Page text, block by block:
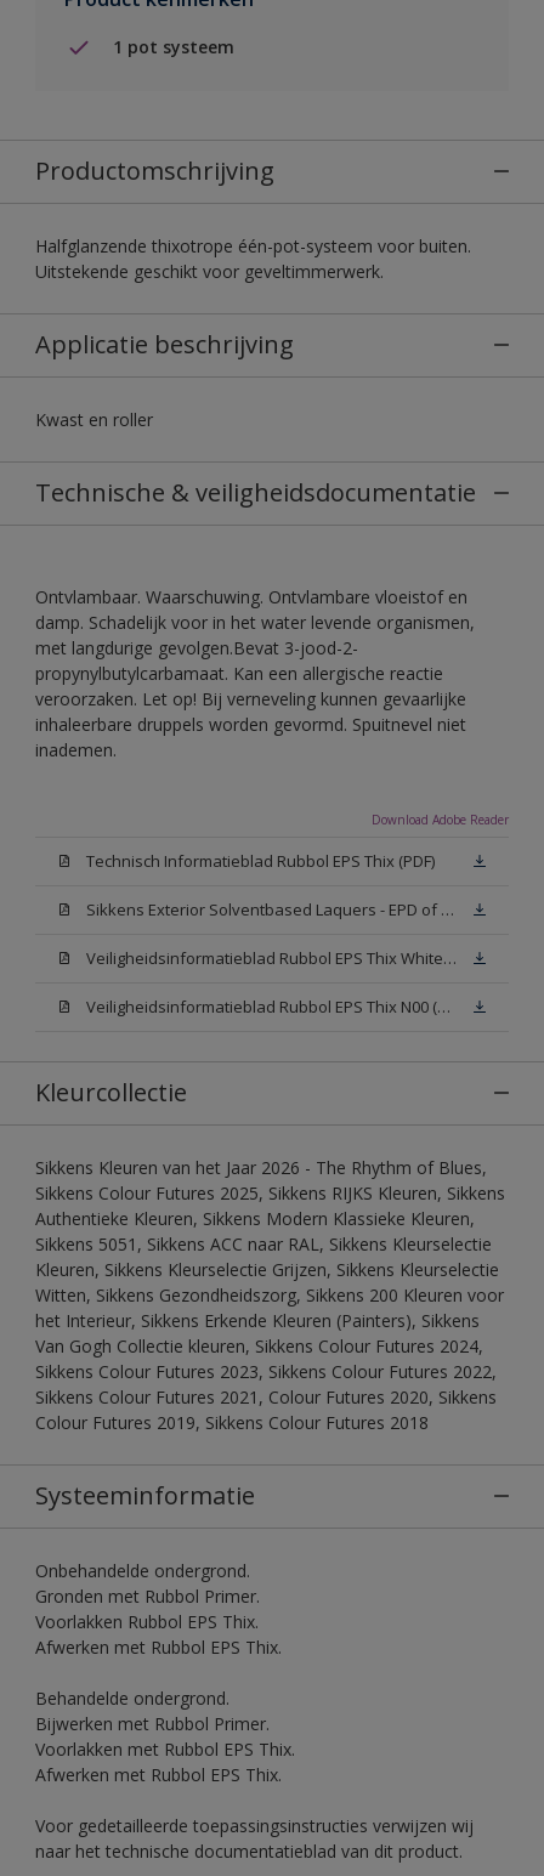
1 pot systeem
Productomschrijving
Halfglanzende thixotrope één-pot-systeem voor buiten.
Uitstekende geschikt voor geveltimmerwerk.
Applicatie beschrijving
Kwast en roller
Technische & veiligheidsdocumentatie
Ontvlambaar. Waarschuwing. Ontvlambare vloeistof en
damp. Schadelijk voor in het water levende organismen,
met langdurige gevolgen.Bevat 3-jood-2-
propynylbutylcarbamaat. Kan een allergische reactie
veroorzaken. Let op! Bij verneveling kunnen gevaarlijke
inhaleerbare druppels worden gevormd. Spuitnevel niet
inademen.
Download Adobe Reader
Technisch Informatieblad Rubbol EPS Thix (PDF)
Sikkens Exterior Solventbased Laquers - EPD of Milieuproductverklaring
Veiligheidsinformatieblad Rubbol EPS Thix White W05 (MSDS)
Veiligheidsinformatieblad Rubbol EPS Thix N00 (MSDS)
Kleurcollectie
Sikkens Kleuren van het Jaar 2026 - The Rhythm of Blues,
Sikkens Colour Futures 2025, Sikkens RIJKS Kleuren, Sikkens
Authentieke Kleuren, Sikkens Modern Klassieke Kleuren,
Sikkens 5051, Sikkens ACC naar RAL, Sikkens Kleurselectie
Kleuren, Sikkens Kleurselectie Grijzen, Sikkens Kleurselectie
Witten, Sikkens Gezondheidszorg, Sikkens 200 Kleuren voor
het Interieur, Sikkens Erkende Kleuren (Painters), Sikkens
Van Gogh Collectie kleuren, Sikkens Colour Futures 2024,
Sikkens Colour Futures 2023, Sikkens Colour Futures 2022,
Sikkens Colour Futures 2021, Colour Futures 2020, Sikkens
Colour Futures 2019, Sikkens Colour Futures 2018
Systeeminformatie
Onbehandelde ondergrond.
Gronden met Rubbol Primer.
Voorlakken Rubbol EPS Thix.
Afwerken met Rubbol EPS Thix.
Behandelde ondergrond.
Bijwerken met Rubbol Primer.
Voorlakken met Rubbol EPS Thix.
Afwerken met Rubbol EPS Thix.
Voor gedetailleerde toepassingsinstructies verwijzen wij
naar het technische documentatieblad van dit product.